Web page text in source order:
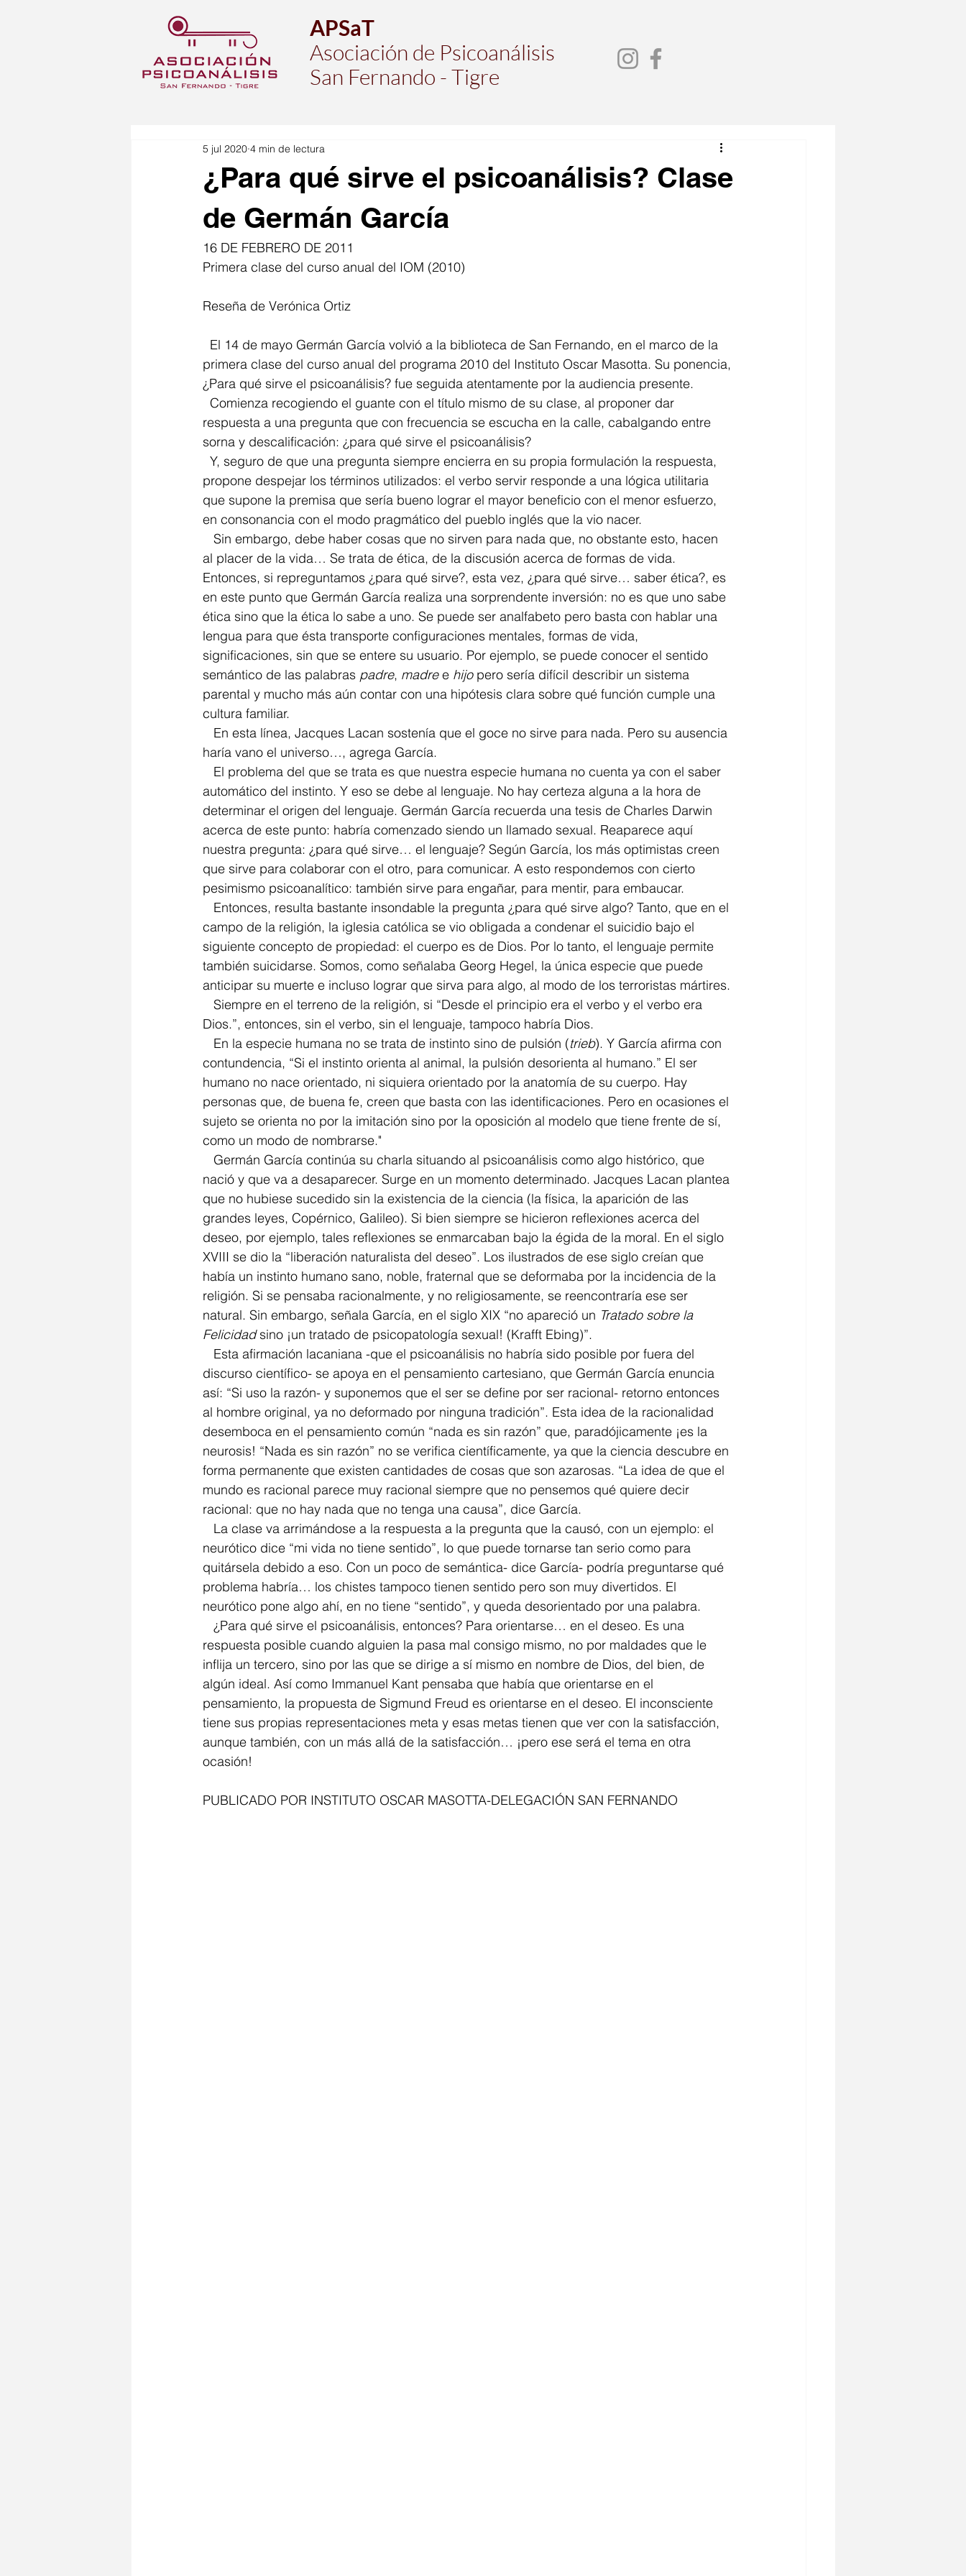
APSaT
Asociación de Psicoanálisis
San Fernando - Tigre
¿Para qué sirve el psicoanálisis? Clase
de Germán García
5 jul 2020 4 min de lectura
16 DE FEBRERO DE 2011
Primera clase del curso anual del IOM (2010)
Reseña de Verónica Ortiz
primera clase del curso anual del programa 2010 del Instituto Oscar Masotta. Su ponencia,
¿Para qué sirve el psicoanálisis? fue seguida atentamente por la audiencia presente.
respuesta a una pregunta que con frecuencia se escucha en la calle, cabalgando entre
sorna y descalificación: ¿para qué sirve el psicoanálisis?
propone despejar los términos utilizados: el verbo servir responde a una lógica utilitaria
que supone la premisa que sería bueno lograr el mayor beneficio con el menor esfuerzo,
en consonancia con el modo pragmático del pueblo inglés que la vio nacer.
al placer de la vida… Se trata de ética, de la discusión acerca de formas de vida.
Entonces, si repreguntamos ¿para qué sirve?, esta vez, ¿para qué sirve… saber ética?, es
en este punto que Germán García realiza una sorprendente inversión: no es que uno sabe
ética sino que la ética lo sabe a uno. Se puede ser analfabeto pero basta con hablar una
lengua para que ésta transporte configuraciones mentales, formas de vida,
significaciones, sin que se entere su usuario. Por ejemplo, se puede conocer el sentido
semántico de las palabras padre, madre e hijo pero sería difícil describir un sistema
parental y mucho más aún contar con una hipótesis clara sobre qué función cumple una
cultura familiar.
haría vano el universo…, agrega García.
automático del instinto. Y eso se debe al lenguaje. No hay certeza alguna a la hora de
determinar el origen del lenguaje. Germán García recuerda una tesis de Charles Darwin
acerca de este punto: habría comenzado siendo un llamado sexual. Reaparece aquí
nuestra pregunta: ¿para qué sirve… el lenguaje? Según García, los más optimistas creen
que sirve para colaborar con el otro, para comunicar. A esto respondemos con cierto
pesimismo psicoanalítico: también sirve para engañar, para mentir, para embaucar.
campo de la religión, la iglesia católica se vio obligada a condenar el suicidio bajo el
siguiente concepto de propiedad: el cuerpo es de Dios. Por lo tanto, el lenguaje permite
también suicidarse. Somos, como señalaba Georg Hegel, la única especie que puede
anticipar su muerte e incluso lograr que sirva para algo, al modo de los terroristas mártires.
Dios.”, entonces, sin el verbo, sin el lenguaje, tampoco habría Dios.
   En la especie humana no se trata de instinto sino de pulsión (
trieb). Y García afirma con
contundencia, “Si el instinto orienta al animal, la pulsión desorienta al humano.” El ser
humano no nace orientado, ni siquiera orientado por la anatomía de su cuerpo. Hay
personas que, de buena fe, creen que basta con las identificaciones. Pero en ocasiones el
sujeto se orienta no por la imitación sino por la oposición al modelo que tiene frente de sí,
como un modo de nombrarse."
nació y que va a desaparecer. Surge en un momento determinado. Jacques Lacan plantea
que no hubiese sucedido sin la existencia de la ciencia (la física, la aparición de las
grandes leyes, Copérnico, Galileo). Si bien siempre se hicieron reflexiones acerca del
deseo, por ejemplo, tales reflexiones se enmarcaban bajo la égida de la moral. En el siglo
XVIII se dio la “liberación naturalista del deseo”. Los ilustrados de ese siglo creían que
había un instinto humano sano, noble, fraternal que se deformaba por la incidencia de la
religión. Si se pensaba racionalmente, y no religiosamente, se reencontraría ese ser
natural. Sin embargo, señala García, en el siglo XIX “no apareció un Tratado sobre la
Felicidad sino ¡un tratado de psicopatología sexual! (Krafft Ebing)”.
discurso científico- se apoya en el pensamiento cartesiano, que Germán García enuncia
así: “Si uso la razón- y suponemos que el ser se define por ser racional- retorno entonces
al hombre original, ya no deformado por ninguna tradición”. Esta idea de la racionalidad
desemboca en el pensamiento común “nada es sin razón” que, paradójicamente ¡es la
neurosis! “Nada es sin razón” no se verifica científicamente, ya que la ciencia descubre en
forma permanente que existen cantidades de cosas que son azarosas. “La idea de que el
mundo es racional parece muy racional siempre que no pensemos qué quiere decir
racional: que no hay nada que no tenga una causa”, dice García.
neurótico dice “mi vida no tiene sentido”, lo que puede tornarse tan serio como para
quitársela debido a eso. Con un poco de semántica- dice García- podría preguntarse qué
problema habría… los chistes tampoco tienen sentido pero son muy divertidos. El
neurótico pone algo ahí, en no tiene “sentido”, y queda desorientado por una palabra.
respuesta posible cuando alguien la pasa mal consigo mismo, no por maldades que le
inflija un tercero, sino por las que se dirige a sí mismo en nombre de Dios, del bien, de
algún ideal. Así como Immanuel Kant pensaba que había que orientarse en el
pensamiento, la propuesta de Sigmund Freud es orientarse en el deseo. El inconsciente
tiene sus propias representaciones meta y esas metas tienen que ver con la satisfacción,
aunque también, con un más allá de la satisfacción… ¡pero ese será el tema en otra
ocasión!
PUBLICADO POR INSTITUTO OSCAR MASOTTA-DELEGACIÓN SAN FERNANDO